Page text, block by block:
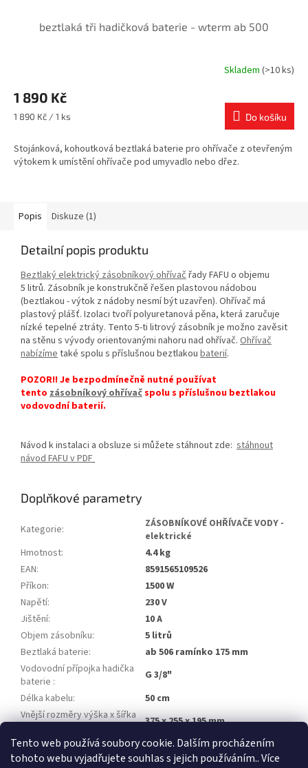
Tento web používá soubory cookie. Dalším procházením
tohoto webu vyjadřujete souhlas s jejich používáním.. Více
beztlaká tři hadičková baterie - wterm ab 500
Skladem (>10 ks)
1 890 Kč
Měrná
1 890 Kč / 1 ks Do košíku
Stojánková, kohoutková beztlaká baterie pro ohřívače z otevřeným
výtokem k umístění ohřívače pod umyvadlo nebo dřez.
Popis Diskuze (1)
Detailní popis produktu
Beztlaký elektrický zásobníkový ohřívačřady FAFU o objemu
5 litrů. Zásobník je konstrukčně řešen plastovou nádobou
(beztlakou - výtok z nádoby nesmí být uzavřen). Ohřívač má
plastový plášť. Izolaci tvoří polyuretanová pěna, která zaručuje
nízké tepelné ztráty. Tento 5-ti litrový zásobník je možno zavěsit
na stěnu s vývody orientovanými nahoru nad ohřívač. Ohřívač
nabízímetaké spolu s příslušnou beztlakou baterií.
POZOR!! Je bezpodmínečně nutné používat
tento zásobníkový ohřívačspolu s příslušnou beztlakou
vodovodní baterií.
Návod k instalaci a obsluze si můžete stáhnout zde: stáhnout
návod FAFU v PDF
Doplňkové parametry
Kategorie:
ZÁSOBNÍKOVÉ OHŘÍVAČE VODY -
elektrické
Hmotnost:
4.4 kg
EAN:
8591565109526
Příkon:
1500 W
Napětí:
230 V
Jištění:
10 A
Objem zásobníku:
5 litrů
Beztlaká baterie:
ab 506 ramínko 175 mm
Vodovodní přípojka hadička
baterie :
G 3/8"
Délka kabelu:
50 cm
Vnější rozměry výška x šířka
375 x 255 x 195 mm
Stupeň krytí: IP24